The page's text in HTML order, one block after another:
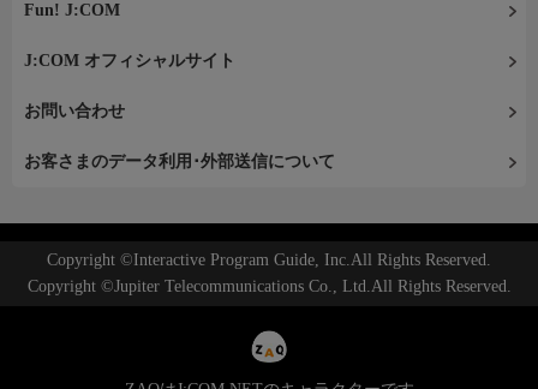
Fun! J:COM
J:COM オフィシャルサイト
お問い合わせ
お客さまのデータ利用･外部送信について
Copyright ©Interactive Program Guide, Inc.All Rights Reserved.
Copyright ©Jupiter Telecommunications Co., Ltd.All Rights Reserved.